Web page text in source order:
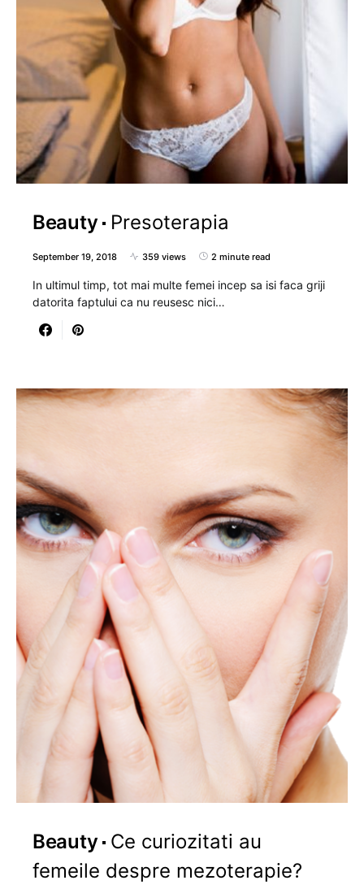
Beauty Presoterapia
September 19, 2018 359 views 2 minute read
In ultimul timp, tot mai multe femei incep sa isi faca griji
datorita faptului ca nu reusesc nici…
Beauty Ce curiozitati au
femeile despre mezoterapie?